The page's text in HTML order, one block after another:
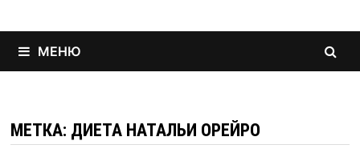
МЕНЮ
МЕТКА: ДИЕТА НАТАЛЬИ ОРЕЙРО